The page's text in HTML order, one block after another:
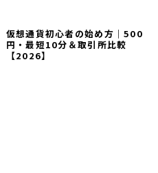
仮想通貨初心者の始め方｜500
円・最短10分＆取引所比較
【2026】